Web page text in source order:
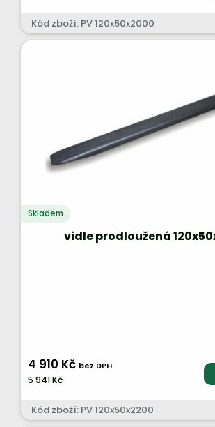
Kód zboží: PV 120x50x2000
Skladem
vidle prodloužená
4 910 Kč bez DPH
5 941 Kč
Kód zboží: PV 120x50x2200